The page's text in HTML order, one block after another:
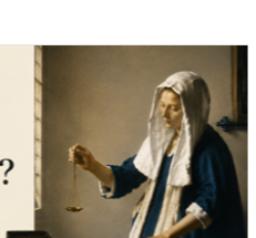
能凝聚成更強大的集體力量，
面來講，我們的生活都掌握在
代表作品之一，試圖整理分歧
於宗教、祕術、另類醫學或新
證虛實。